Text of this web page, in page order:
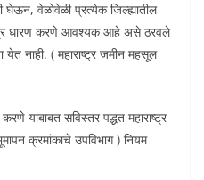
वेळोवेळी प्रत्येक जिल्ह्यातील
धारण करणे आवश्यक आहे असे ठरवले
येत नाही. ( महाराष्ट्र जमीन महसूल
याबाबत सविस्तर पद्धत महाराष्ट्र
क्रमांकाचे उपविभाग ) नियम